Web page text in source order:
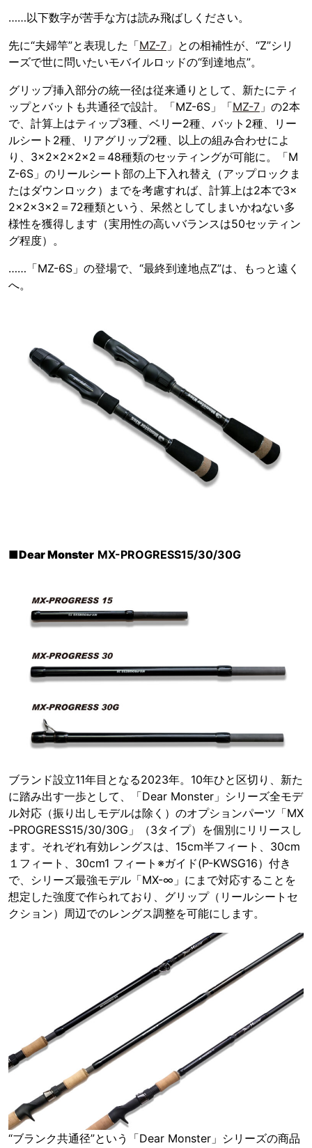
……以下数字が苦手な方は読み飛ばしください。
先に“夫婦竿”と表現した「MZ-7 」との相補性が、“Z”シリ
ーズで世に問いたいモバイルロッドの“到達地点”。
グリップ挿入部分の統一径は従来通りとして、新たにティ
ップとバットも共通径で設計。「MZ-6S」「MZ-7 」の2本
で、計算上はティップ3種、ベリー2種、バット2種、リー
ルシート2種、リアグリップ2種、以上の組み合わせによ
り、3×2×2×2×2＝48種類のセッティングが可能に。「M
Z-6S」のリールシート部の上下入れ替え（アップロックま
たはダウンロック）までを考慮すれば、計算上は2本で3×
2×2×3×2＝72種類という、呆然としてしまいかねない多
様性を獲得します（実用性の高いバランスは50セッティン
グ程度）。
……「MZ-6S」の登場で、“最終到達地点Z”は、もっと遠く
へ。
■Dear Monster MX-PROGRESS15/30/30G
ブランド設立11年目となる2023年。10年ひと区切り、新た
に踏み出す一歩として、「Dear Monster」シリーズ全モデ
ル対応（振り出しモデルは除く）のオプションパーツ「MX
-PROGRESS15/30/30G」（3タイプ）を個別にリリースし
ます。それぞれ有効レングスは、15cm半フィート、30cm
１フィート、30cm1 フィート※ガイド(P-KWSG16）付き
で、シリーズ最強モデル「MX-∞」にまで対応することを
想定した強度で作られており、グリップ（リールシートセ
クション）周辺でのレングス調整を可能にします。
“ブランク共通径”という「Dear Monster」シリーズの商品